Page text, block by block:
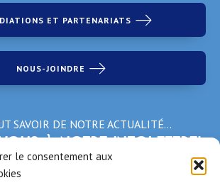
le consentement aux
ET PARTENARIATS
NOUS-JOINDRE
SAVOIR DE NOTRE ACTUALITÉ…
vous à notre infolettre!